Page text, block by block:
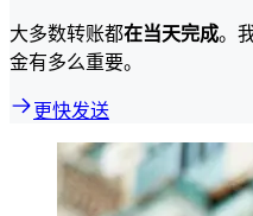
大多数转账都在当天完成。
金有多么重要。
更快发送